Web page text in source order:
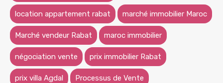
location appartement rabat marché immobilier Maroc
Marché vendeur Rabat maroc immobilier
négociation vente prix immobilier Rabat
prix villa Agdal Processus de Vente